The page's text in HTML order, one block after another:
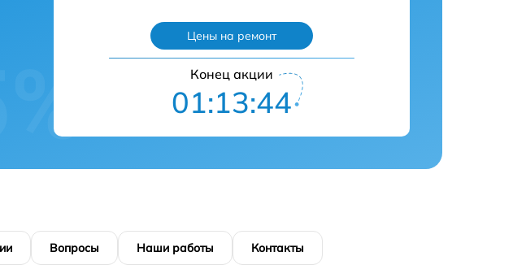
Цены на ремонт
Конец акции
01:13:43
Вопросы Наши работы Контакты